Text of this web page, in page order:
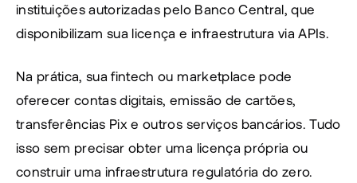
instituições autorizadas pelo Banco Central, que
disponibilizam sua licença e infraestrutura via APIs.
Na prática, sua fintech ou marketplace pode
oferecer contas digitais, emissão de cartões,
transferências Pix e outros serviços bancários. Tudo
isso sem precisar obter uma licença própria ou
construir uma infraestrutura regulatória do zero.